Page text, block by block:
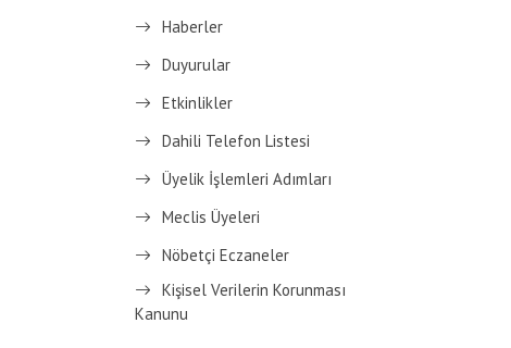
Haberler
Duyurular
Etkinlikler
Dahili Telefon Listesi
Üyelik İşlemleri Adımları
Meclis Üyeleri
Nöbetçi Eczaneler
Kişisel Verilerin Korunması
Kanunu